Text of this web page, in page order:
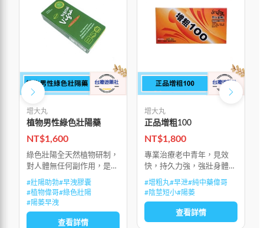
增大丸
植物男性綠色壯陽藥
NT$1,600
綠色壯陽全天然植物研制，
對人體無任何副作用，是男
士的壯陽助勃，治早洩的綠
色產品，有效地治療陽萎和
早洩。植物產品如豔紫鉚作
用更溫和、安全，可以作為
更好的治療選
#壯陽助勃#早洩膠囊
#植物偉哥#綠色壯陽
#陽萎早洩
查看詳情
增大丸
正品增粗100
NT$1,800
專業治療老中青年，見效
快，持久力強，強壯身體，
大補元陽，促進陰莖二次發
育，使莖體粗大堅挺。
#增粗丸#早泄#純中藥偉哥
#陰莖短小#陽萎
查看詳情